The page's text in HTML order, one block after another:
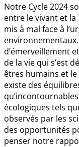
Notre Cycle 2024
entre le vivant et la
mis à mal face à
d’émerveillement
de la vie qui s’est
êtres humains et
existe des
écologiques tels
observés par les
des opportunités
penser notre